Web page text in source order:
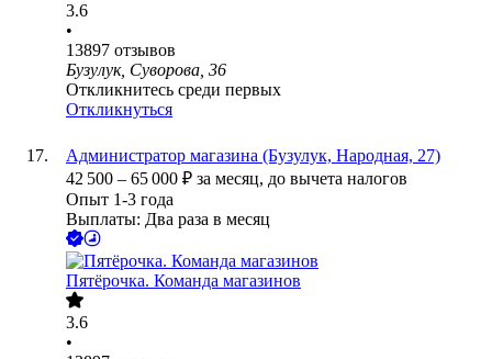
3.6
•
13897 отзывов
Бузулук, Суворова, 36
Откликнитесь среди первых
Откликнуться
Администратор магазина (Бузулук, Народная, 27)
42 500 – 65 000 ₽ за месяц, до вычета налогов
Опыт 1-3 года
Выплаты: Два раза в месяц
Пятёрочка. Команда магазинов
3.6
•